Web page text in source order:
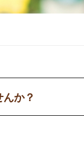
か？